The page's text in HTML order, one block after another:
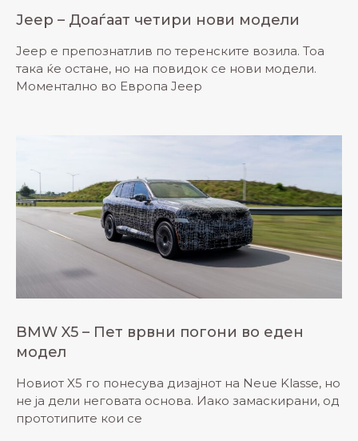
Jeep – Доаѓаат четири нови модели
Jeep е препознатлив по теренските возила. Тоа
така ќе остане, но на повидок се нови модели.
Моментално во Европа Јеер
BMW X5 – Пет врвни погони во еден
модел
Новиот X5 го понесува дизајнот на Neue Klasse, но
не ја дели неговата основа. Иако замаскирани, од
прототипите кои се